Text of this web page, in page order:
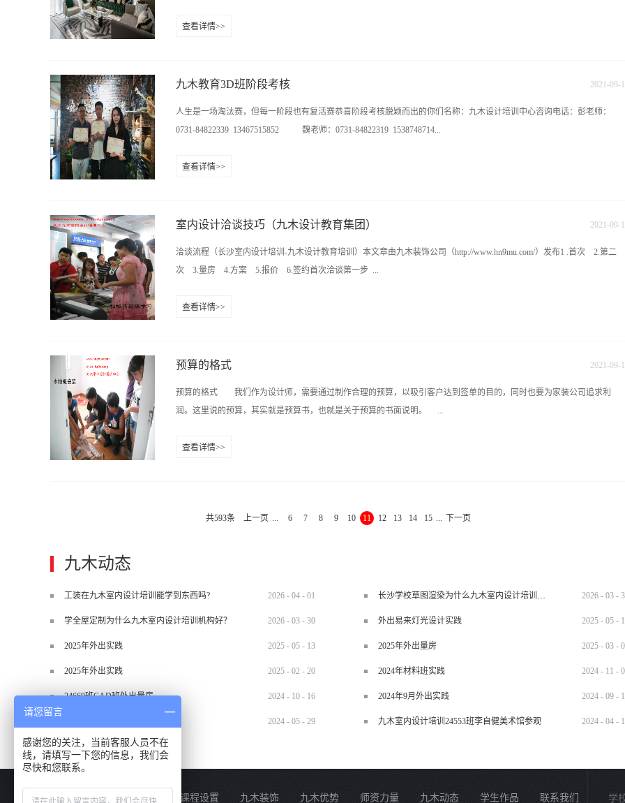
摆东西好看，整洁。方法7:第七， 谈单技巧。一个好的设计师不在于图做的多么漂亮，而是在于是否能以个人的魅力压住
道散出来，要么勤刷鞋，要么放一瓶香薰来遮掩下。5、鞋柜边可以留一个插座，用来插烘鞋。餐厅1、餐厅的位置一定要
加储物。21、安装吊灯要注意位置，在餐桌的正中间。4、吊灯越低，就餐氛围越好，逯薇老师提到的高度是距离桌面
65cm，飞墨君觉得70-90cm也是可以的。5、色温决定了餐厅的温馨程度，建议用3000k左右的色温。客厅1、装壁挂电视记
做石膏线或护墙板装饰又积灰。3、客厅买家具要特别注意尺寸，家具太大会显得很拥挤。4、沙发两侧预留插座，为手机
查看详情>>
九木教育3D班阶段考核
人生是一场淘汰赛，但每一阶段也有复活赛恭喜阶段考核脱颖而出的你们名称：九木设计培训中心咨询电话：彭老师：
0731-84822339 13467515852 魏老师：0731-84822319 1538748714...
2021 -09-
查看详情>>
室内设计洽谈技巧（九木设计教育集团）
洽谈流程（长沙室内设计培训-九木设计教育培训）本文章由九木装饰公司（http://www.hn9mu.com/）发布1 .首次 2.第二
次 3.量房 4.方案 5.报价 6.签约首次洽谈第一步 ...
次、皮带档次、保养如何、客户的谈吐及素养。① 客户的身份、年龄② 客户的职业性趣、爱好、性格③ 客户的家庭背景
感⑤ 了解客户的品味，评判客户的类型，分类客户，对客户有初步了解后，对其出色的地方要适当给予赞赏注：以上5点
为同客户建立共同语言——3、5分钟第四步 九木装饰设计 把客户的平面图放大1:50用草图纸勾出外框——3分钟第五步 九
2021 -09-
查看详情>>
预算的格式
预算的格式 我们作为设计师，需要通过制作合理的预算，以吸引客户达到签单的目的，同时也要为家装公司追求利
润。这里说的预算，其实就是预算书，也就是关于预算的书面说明。 ...
这里建议家装公司制作出内部统一的预算封面，和图纸封面、合同封面及其它宣传资料风格统一，以形成公司的企业文
2021 -09-
查看详情>>
共593条 上一页 ... 6 7 8 9 10 11 12 13 14 15 ... 下一页
九木动态
工装在九木室内设计培训能学到东西吗? 2026 - 04 - 01 长沙学校草图渲染为什么九木室内设计培训机构好？ 2026 - 03 -
学全屋定制为什么九木室内设计培训机构好？ 2026 - 03 - 30 外出易来灯光设计实践 2025 - 05 -
2025年外出实践 2025 - 05 - 13 2025年外出量房 2025 - 03 -
2025年外出实践 2025 - 02 - 20 2024年材料班实践 2024 - 11 -
24669班CAD班外出量房 2024 - 10 - 16 2024年9月外出实践 2024 - 09 -
2024 - 05 - 29 九木室内设计培训24553班李自健美术馆参观 2024 - 04 -
关于我们 课程设置 九木装饰 九木优势 师资力量 九木动态 学生作品 联系我们 学
请您留言
感谢您的关注，当前客服人员不在
线，请填写一下您的信息，我们会
尽快和您联系。